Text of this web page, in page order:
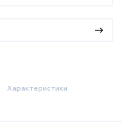
Характеристики